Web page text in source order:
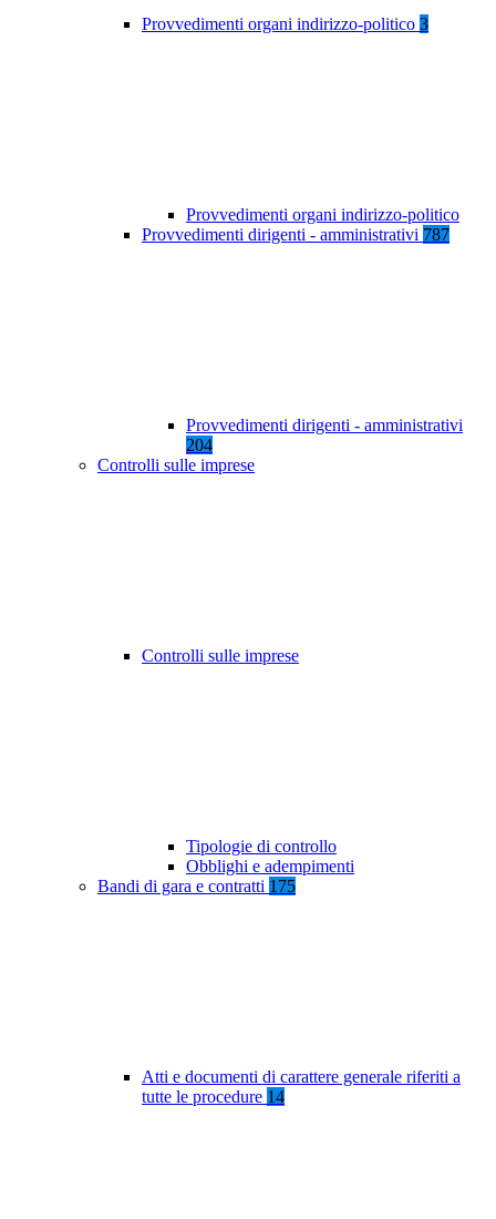
Provvedimenti organi indirizzo-politico 3
Provvedimenti organi indirizzo-politico
Provvedimenti dirigenti - amministrativi 787
Provvedimenti dirigenti - amministrativi
204
Controlli sulle imprese
Controlli sulle imprese
Tipologie di controllo
Obblighi e adempimenti
Bandi di gara e contratti 175
Atti e documenti di carattere generale riferiti a
tutte le procedure 14